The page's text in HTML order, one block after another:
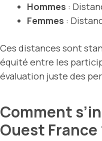
Hommes :
Femmes :
Ces distances sont
équité entre les
évaluation juste des
Comment
Ouest France